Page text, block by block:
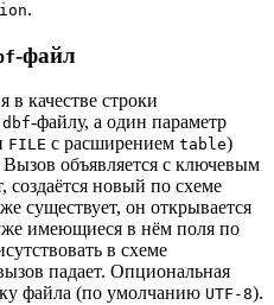
.
-файл
в качестве строки
-файлу, а один параметр
FILE с расширением table)
Вызов объявляется с ключевым
создаётся новый по схеме
существует, он открывается
имеющиеся в нём поля по
в схеме
падает. Опциональная
файла (по умолчанию UTF-8).